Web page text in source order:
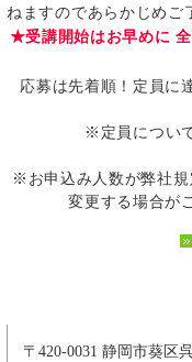
ねますのであらかじめご
★受講開始はお早めに
応募は先着順！定員に
※定員につい
※お申込み人数が弊社
変更する場合が
〒420-0031 静岡市葵